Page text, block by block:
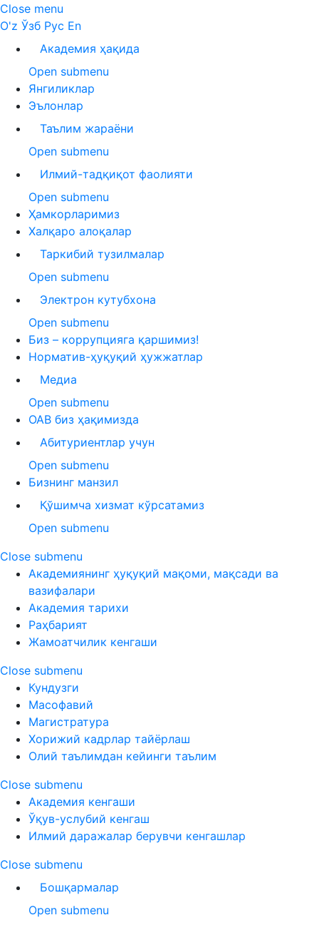
Close menu
O'z Ўзб Рус En
Академия ҳақида
Open submenu
Янгиликлар
Эълонлар
Таълим жараёни
Open submenu
Илмий-тадқиқот фаолияти
Open submenu
Ҳамкорларимиз
Халқаро алоқалар
Таркибий тузилмалар
Open submenu
Электрон кутубхона
Open submenu
Биз – коррупцияга қаршимиз!
Норматив-ҳуқуқий ҳужжатлар
Медиа
Open submenu
ОАВ биз ҳақимизда
Абитуриентлар учун
Open submenu
Бизнинг манзил
Қўшимча хизмат кўрсатамиз
Open submenu
Close submenu
Академиянинг ҳуқуқий мақоми, мақсади ва
вазифалари
Академия тарихи
Раҳбарият
Жамоатчилик кенгаши
Close submenu
Кундузги
Масофавий
Магистратура
Хорижий кадрлар тайёрлаш
Олий таълимдан кейинги таълим
Close submenu
Академия кенгаши
Ўқув-услубий кенгаш
Илмий даражалар берувчи кенгашлар
Close submenu
Бошқармалар
Open submenu